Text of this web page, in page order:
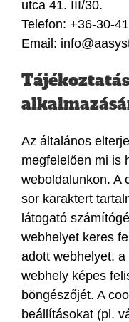
utca 41. III/30.
Telefon: +36-30-
Email:
Az általános
megfelelően mi is
weboldalunkon. A
sor karaktert
látogató
webhelyet keres
adott webhelyet,
webhely képes
böngészőjét. A
beállításokat (pl.